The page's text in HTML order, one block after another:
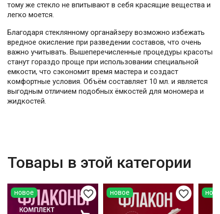
тому же стекло не впитывают в себя красящие вещества и
легко моется.
Благодаря стеклянному органайзеру возможно избежать
вредное окисление при разведении составов, что очень
важно учитывать. Вышеперечисленные процедуры красоты
станут гораздо проще при использовании специальной
емкости, что сэкономит время мастера и создаст
комфортные условия. Объём составляет 10 мл. и является
выгодным отличием подобных ёмкостей для мономера и
жидкостей.
Товары в этой категории
favorite_border
новое favorite_border
новое